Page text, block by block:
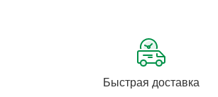
Быстрая доставка